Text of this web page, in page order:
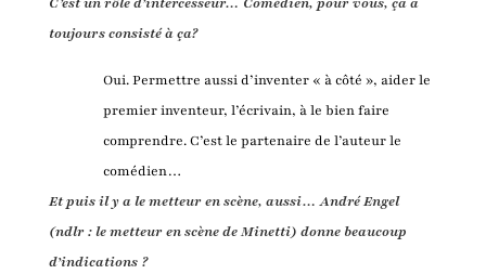
toujours consisté à ça?
Oui. Permettre aussi d’inventer « à côté », aider le
premier inventeur, l’écrivain, à le bien faire
comprendre. C’est le partenaire de l’auteur le
comédien…
Et puis il y a le metteur en scène, aussi… André Engel
(ndlr : le metteur en scène de Minetti) donne beaucoup
d’indications ?